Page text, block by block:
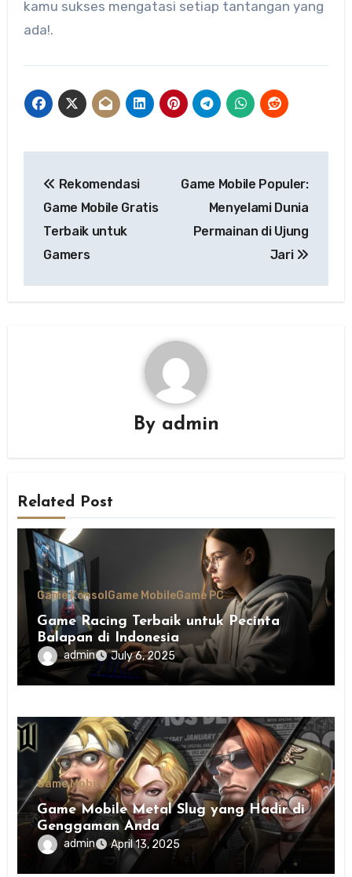
kamu sukses mengatasi setiap tantangan yang
ada!.
navigation
Rekomendasi
Game Mobile Gratis
Terbaik untuk
Gamers
Game Mobile Populer:
Menyelami Dunia
Permainan di Ujung
Jari
By admin
Related Post
Game Konsol Game MobileGame PC
Game Racing Terbaik untuk Pecinta
Balapan di Indonesia
admin July 6, 2025
Game Mobile
Game Mobile Metal Slug yang Hadir di
Genggaman Anda
admin April 13, 2025